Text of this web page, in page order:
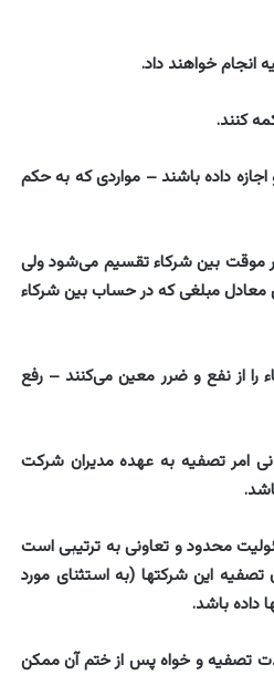
اجازه داده باشند – مواردی که به حکم
موقت بین شرکاء تقسیم می‌شود ولی
مبلغی که در حساب بین شرکاء
را از نفع و ضرر معین می‌کنند – رفع
امر تصفیه به عهده مدیران شرکت
محدود و تعاونی به ترتیبی است
تصفیه این شرکتها (به استثنای مورد
داده باشد.
مدت تصفیه و خواه پس از ختم آن ممکن